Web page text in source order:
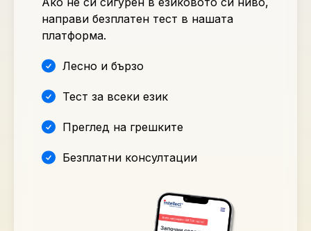
направи безплатен тест в нашата
платформа.
Лесно и бързо
Тест за всеки език
Преглед на грешките
Безплатни консултации